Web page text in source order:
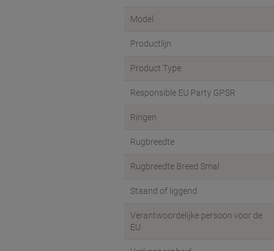
Model
Productlijn
Product Type
Responsible EU Party GPSR
Ringen
Rugbreedte
Rugbreedte Breed Smal
Staand of liggend
Verantwoordelijke persoon voor de
EU